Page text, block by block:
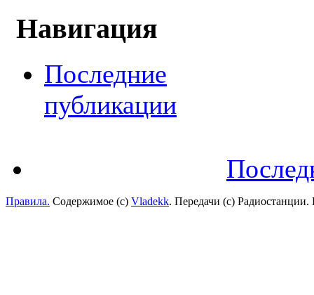
Навигация
Последние
публикации
Правила. Содержимое (с) Vladekk. Передачи (с)